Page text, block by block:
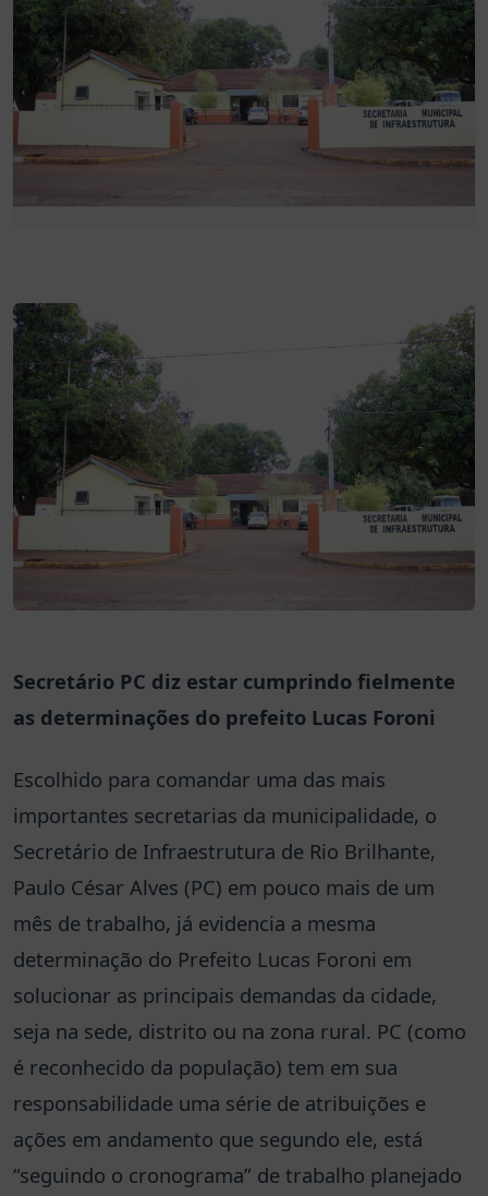
Secretário PC diz estar cumprindo fielmente
as determinações do prefeito Lucas Foroni
Escolhido para comandar uma das mais
importantes secretarias da municipalidade, o
Secretário de Infraestrutura de Rio Brilhante,
Paulo César Alves (PC) em pouco mais de um
mês de trabalho, já evidencia a mesma
determinação do Prefeito Lucas Foroni em
solucionar as principais demandas da cidade,
seja na sede, distrito ou na zona rural. PC (como
é reconhecido da população) tem em sua
responsabilidade uma série de atribuições e
ações em andamento que segundo ele, está
“seguindo o cronograma” de trabalho planejado